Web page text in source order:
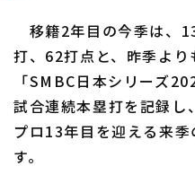
移籍2年目の今季は、
打、62打点と、昨季より
「SMBC日本シリーズ
試合連続本塁打を記録し
プロ13年目を迎える来
す。